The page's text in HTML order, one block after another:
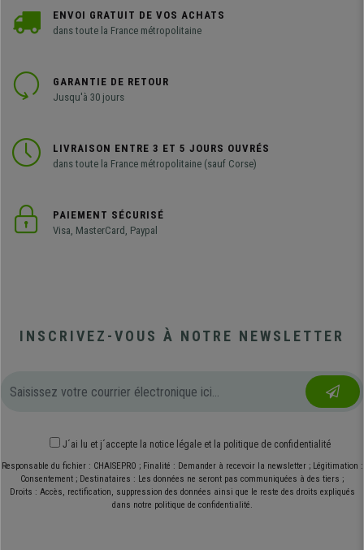
ENVOI GRATUIT DE VOS ACHATS
dans toute la France métropolitaine
GARANTIE DE RETOUR
Jusqu'à 30 jours
LIVRAISON ENTRE 3 ET 5 JOURS OUVRÉS
dans toute la France métropolitaine (sauf Corse)
PAIEMENT SÉCURISÉ
Visa, MasterCard, Paypal
INSCRIVEZ-VOUS À NOTRE NEWSLETTER
J´ai lu et j´accepte la notice légale et la politique de confidentialité
Responsable du fichier : CHAISEPRO ; Finalité : Demander à recevoir la newsletter ; Légitimation :
Consentement ; Destinataires : Les données ne seront pas communiquées à des tiers ;
Droits : Accès, rectification, suppression des données ainsi que le reste des droits expliqués
dans notre politique de confidentialité.